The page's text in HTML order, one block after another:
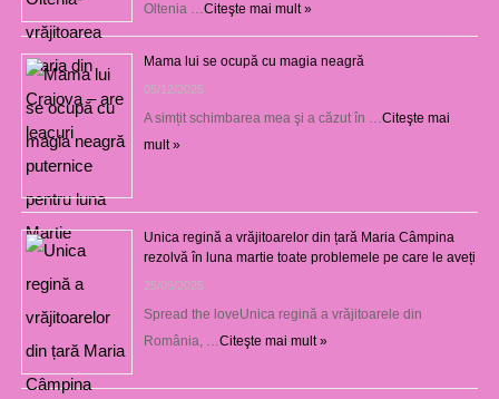
Oltenia …Citeşte mai mult »
Mama lui se ocupă cu magia neagră
05/12/2025
A simțit schimbarea mea şi a căzut în …Citeşte mai
mult »
Unica regină a vrăjitoarelor din țară Maria Câmpina
rezolvă în luna martie toate problemele pe care le aveți
25/09/2025
Spread the loveUnica regină a vrăjitoarele din
România, …Citeşte mai mult »